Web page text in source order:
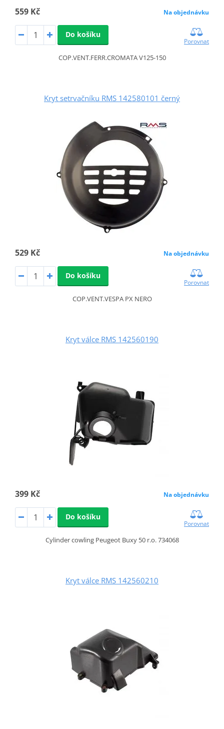
559 Kč Na objednávku
Do košíku
Porovnat
COP.VENT.FERR.CROMATA V125-150
Kryt setrvačníku RMS 142580101 černý
529 Kč Na objednávku
Do košíku
Porovnat
COP.VENT.VESPA PX NERO
Kryt válce RMS 142560190
399 Kč Na objednávku
Do košíku
Porovnat
Cylinder cowling Peugeot Buxy 50 r.o. 734068
Kryt válce RMS 142560210